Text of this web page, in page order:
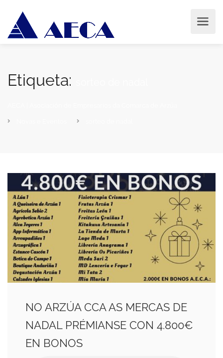
Etiqueta:
NO ARZÚA CCA AS MERCAS DE
NADAL PRÉMIANSE CON 4.800€
EN BONOS